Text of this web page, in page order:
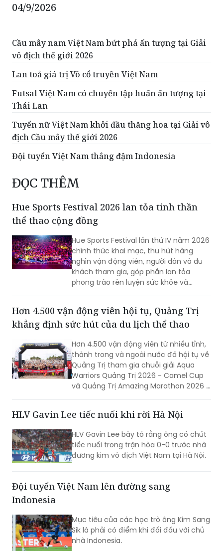
04/9/2026
Cầu mây nam Việt Nam bứt phá ấn tượng tại Giải
vô địch thế giới 2026
Lan toả giá trị Võ cổ truyền Việt Nam
Futsal Việt Nam có chuyến tập huấn ấn tượng tại
Thái Lan
Tuyển nữ Việt Nam khởi đầu thăng hoa tại Giải vô
địch Cầu mây thế giới 2026
Đội tuyển Việt Nam thắng đậm Indonesia
ĐỌC THÊM
Hue Sports Festival 2026 lan tỏa tinh thần
thể thao cộng đồng
Hue Sports Festival lần thứ IV năm 2026
chính thức khai mạc, thu hút hàng
nghìn vận động viên, người dân và du
khách tham gia, góp phần lan tỏa
phong trào rèn luyện sức khỏe và
Hơn 4.500 vận động viên hội tụ, Quảng Trị
khẳng định sức hút của du lịch thể thao
Hơn 4.500 vận động viên từ nhiều tỉnh,
thành trong và ngoài nước đã hội tụ về
Quảng Trị tham gia chuỗi giải Aqua
Warriors Quảng Trị 2026 - Camel Cup
và Quảng Trị Amazing Marathon 2026 -
sức bền mà còn góp phần quảng bá
hình ảnh, khẳng định sức hút của
Quảng Trị đối với các sự kiện thể thao
quy mô lớn.
HLV Gavin Lee tiếc nuối khi rời Hà Nội
HLV Gavin Lee bày tỏ rằng ông có chút
tiếc nuối trong trận hòa 0-0 trước nhà
đương kim vô địch Việt Nam tại Hà Nội.
Đội tuyển Việt Nam lên đường sang
Indonesia
Mục tiêu của các học trò ông Kim Sang
Sik là phải có điểm khi đối đầu với chủ
nhà Indonesia.